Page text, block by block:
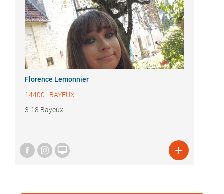
Florence Lemonnier
14400 | BAYEUX
3-18 Bayeux
 